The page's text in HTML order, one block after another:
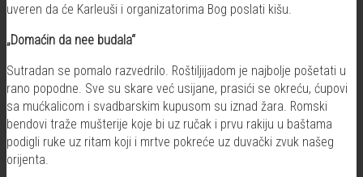
uveren da će Karleuši i organizatorima Bog poslati kišu.
„Domaćin da nee budala“
Sutradan se pomalo razvedrilo. Roštiljijadom je najbolje pošetati u
rano popodne. Sve su skare već usijane, prasići se okreću, ćupovi
sa mućkalicom i svadbarskim kupusom su iznad žara. Romski
bendovi traže mušterije koje bi uz ručak i prvu rakiju u baštama
podigli ruke uz ritam koji i mrtve pokreće uz duvački zvuk našeg
orijenta.